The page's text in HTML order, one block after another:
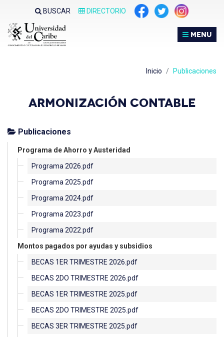
sitio
web
accesibilidad.
BUSCAR DIRECTORIO
MENU
Inicio Publicaciones
ARMONIZACIÓN CONTABLE
Publicaciones
Programa de Ahorro y Austeridad
Programa 2026.pdf
Programa 2025.pdf
Programa 2024.pdf
Programa 2023.pdf
Programa 2022.pdf
Montos pagados por ayudas y subsidios
BECAS 1ER TRIMESTRE 2026.pdf
BECAS 2DO TRIMESTRE 2026.pdf
BECAS 1ER TRIMESTRE 2025.pdf
BECAS 2DO TRIMESTRE 2025.pdf
BECAS 3ER TRIMESTRE 2025.pdf